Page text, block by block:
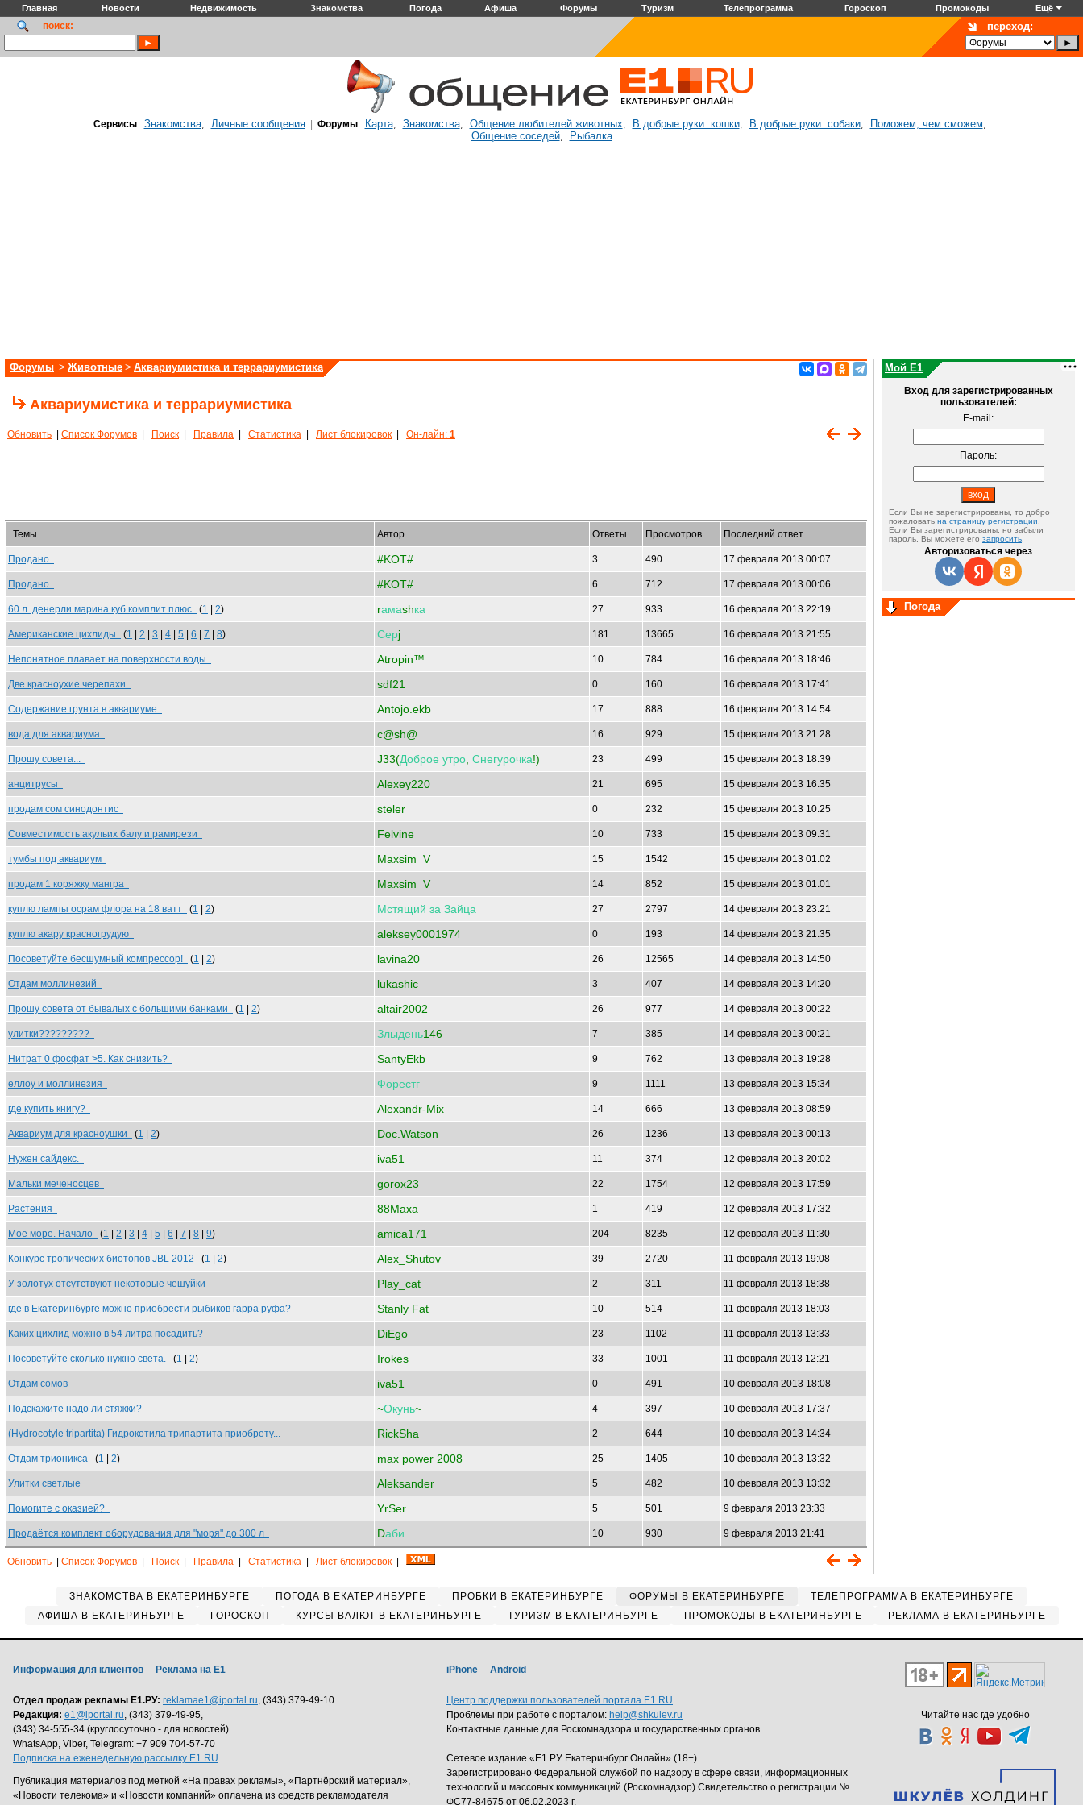
Главная Новости Недвижимость Знакомства Погода Афиша Форумы Туризм Телепрограмма Гороскоп Промокоды Ещё
поиск: переход:
Сервисы: Знакомства, Личные сообщения| Форумы: Карта, Знакомства, Общение любителей животных, В добрые руки: кошки, В добрые руки: собаки, Поможем, чем сможем,
Общение соседей, Рыбалка
Форумы > Животные > Аквариумистика и террариумистика
Аквариумистика и террариумистика
Обновить Список Форумов Поиск Правила Статистика Лист блокировок Он-лайн: 1
Темы Автор Ответы Просмотров Последний ответ
Продано #KOT# 3 490 17 февраля 2013 00:07
Продано #KOT# 6 712 17 февраля 2013 00:06
60 л. денерли марина куб комплит плюс (1 2) rамаshка 27 933 16 февраля 2013 22:19
Американские цихлиды (1 2 3 4 5 6 7 8) Серj 181 13665 16 февраля 2013 21:55
Непонятное плавает на поверхности воды Atropin™ 10 784 16 февраля 2013 18:46
Две красноухие черепахи sdf21 0 160 16 февраля 2013 17:41
Содержание грунта в аквариуме Antojo.ekb 17 888 16 февраля 2013 14:54
вода для аквариума c@sh@ 16 929 15 февраля 2013 21:28
Прошу совета... J33(Доброе утро Снегурочка!) 23 499 15 февраля 2013 18:39
анцитрусы Alexey220 21 695 15 февраля 2013 16:35
продам сом синодонтис steler 0 232 15 февраля 2013 10:25
Совместимость акульих балу и рамирези Felvine 10 733 15 февраля 2013 09:31
тумбы под аквариум Maxsim_V 15 1542 15 февраля 2013 01:02
продам 1 коряжку мангра Maxsim_V 14 852 15 февраля 2013 01:01
куплю лампы осрам флора на 18 ватт (1 2) Мстящий за Зайца 27 2797 14 февраля 2013 23:21
куплю акару красногрудую aleksey0001974 0 193 14 февраля 2013 21:35
Посоветуйте бесшумный компрессор! (1 2) lavina20 26 12565 14 февраля 2013 14:50
Отдам моллинезий lukashic 3 407 14 февраля 2013 14:20
Прошу совета от бывалых с большими банками (1 2) altair2002 26 977 14 февраля 2013 00:22
улитки????????? Злыдень146 7 385 14 февраля 2013 00:21
Нитрат 0 фосфат >5. Как снизить? SantyEkb 9 762 13 февраля 2013 19:28
еллоу и моллинезия Форестг 9 1111 13 февраля 2013 15:34
где купить книгу? Alexandr-Mix 14 666 13 февраля 2013 08:59
Аквариум для красноушки (1 2) Doc.Watson 26 1236 13 февраля 2013 00:13
Нужен сайдекс. iva51 11 374 12 февраля 2013 20:02
Мальки меченосцев gorox23 22 1754 12 февраля 2013 17:59
Растения 88Maxa 1 419 12 февраля 2013 17:32
Мое море. Начало (1 2 3 4 5 6 7 8 9) amica171 204 8235 12 февраля 2013 11:30
Конкурс тропических биотопов JBL 2012 (1 2) Alex_Shutov 39 2720 11 февраля 2013 19:08
У золотух отсутствуют некоторые чешуйки Play_cat 2 311 11 февраля 2013 18:38
где в Екатеринбурге можно приобрести рыбиков гарра руфа? Stanly Fat 10 514 11 февраля 2013 18:03
Каких цихлид можно в 54 литра посадить? DiEgo 23 1102 11 февраля 2013 13:33
Посоветуйте сколько нужно света. (1 2) Irokes 33 1001 11 февраля 2013 12:21
Отдам сомов iva51 0 491 10 февраля 2013 18:08
Подскажите надо ли стяжки? ~Окунь~ 4 397 10 февраля 2013 17:37
(Hydrocotyle tripartita) Гидрокотила трипартита приобрету... RickSha 2 644 10 февраля 2013 14:34
Отдам трионикса (1 2) max power 2008 25 1405 10 февраля 2013 13:32
Улитки светлые Aleksander 5 482 10 февраля 2013 13:32
Помогите с оказией? YrSer 5 501 9 февраля 2013 23:33
Продаётся комплект оборудования для "моря" до 300 л Dаби 10 930 9 февраля 2013 21:41
Обновить Список Форумов Поиск Правила Статистика Лист блокировок
Мой E1
Вход для зарегистрированных
пользователей:
E-mail:
Пароль:
Если Вы не зарегистрированы, то добро
пожаловать на страницу регистрации
Если Вы зарегистрированы, но забыли
пароль, Вы можете его запросить
Авторизоваться через
Погода
ЗНАКОМСТВА В ЕКАТЕРИНБУРГЕ ПОГОДА В ЕКАТЕРИНБУРГЕ ПРОБКИ В ЕКАТЕРИНБУРГЕ ФОРУМЫ В ЕКАТЕРИНБУРГЕ
ТЕЛЕПРОГРАММА В ЕКАТЕРИНБУРГЕ
АФИША В ЕКАТЕРИНБУРГЕ
ГОРОСКОП КУРСЫ ВАЛЮТ В ЕКАТЕРИНБУРГЕ ТУРИЗМ В ЕКАТЕРИНБУРГЕ ПРОМОКОДЫ В ЕКАТЕРИНБУРГЕ РЕКЛАМА В ЕКАТЕРИНБУРГЕ
Читайте нас где удобно
Информация для клиентов Реклама на Е1
Отдел продаж рекламы Е1.РУ: reklamae1@iportal.ru, (343) 379-49-10
Редакция: e1@iportal.ru, (343) 379-49-95,
(343) 34-555-34 (круглосуточно - для новостей)
WhatsApp, Viber, Telegram: +7 909 704-57-70
Подписка на еженедельную рассылку E1.RU
Публикация материалов под меткой «На правах рекламы», «Партнёрский материал»,
«Новости телекома» и «Новости компаний» оплачена из средств рекламодателя
iPhone Android
Центр поддержки пользователей портала E1.RU
Проблемы при работе с порталом: help@shkulev.ru
Контактные данные для Роскомнадзора и государственных органов
Сетевое издание «Е1.РУ Екатеринбург Онлайн» (18+)
Зарегистрировано Федеральной службой по надзору в сфере связи, информационных
технологий и массовых коммуникаций (Роскомнадзор) Свидетельство о регистрации №
ФС77-84675 от 06.02.2023 г.